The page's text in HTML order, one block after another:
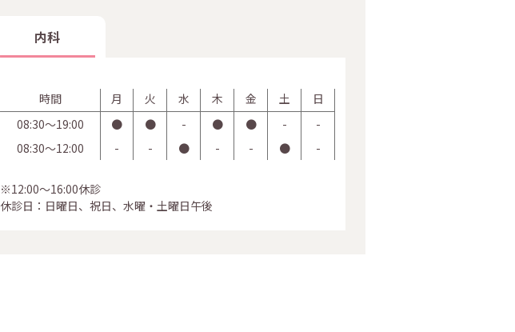
内科
時間 月 火 水 木 金 土
日
08:30〜19:00
● ● - ● ● -
-
08:30〜12:00
- - ● - - ● -
※12:00～16:00休診
休診日：日曜日、祝日、水曜・土曜日午後